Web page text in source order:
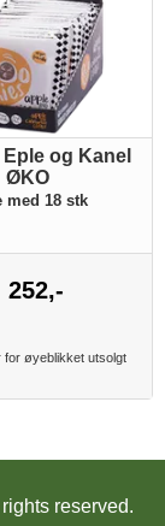
og Kanel
ØKO
med 18 stk
252,-
for øyeblikket utsolgt
reserved.